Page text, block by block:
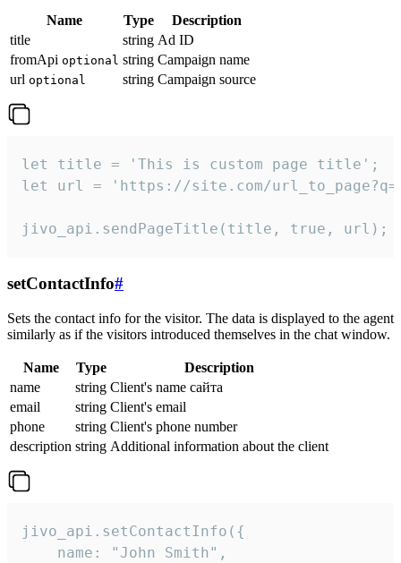
Name Type
Description
title
string Ad ID
fromApi optional string Campaign name
url optional string Campaign source
let title = 'This is custom page title';
let url = 'https://site.com/
jivo_api.sendPageTitle(title, true, url);
setContactInfo#
Sets the contact info for the visitor. The data is displayed to the agent
similarly as if the visitors introduced themselves in the chat window.
Name Type
Description
name
string Client's name сайта
email
string Client's email
phone
string Client's phone number
description string Additional information about the client
jivo_api.setContactInfo({
    name: "John Smith",